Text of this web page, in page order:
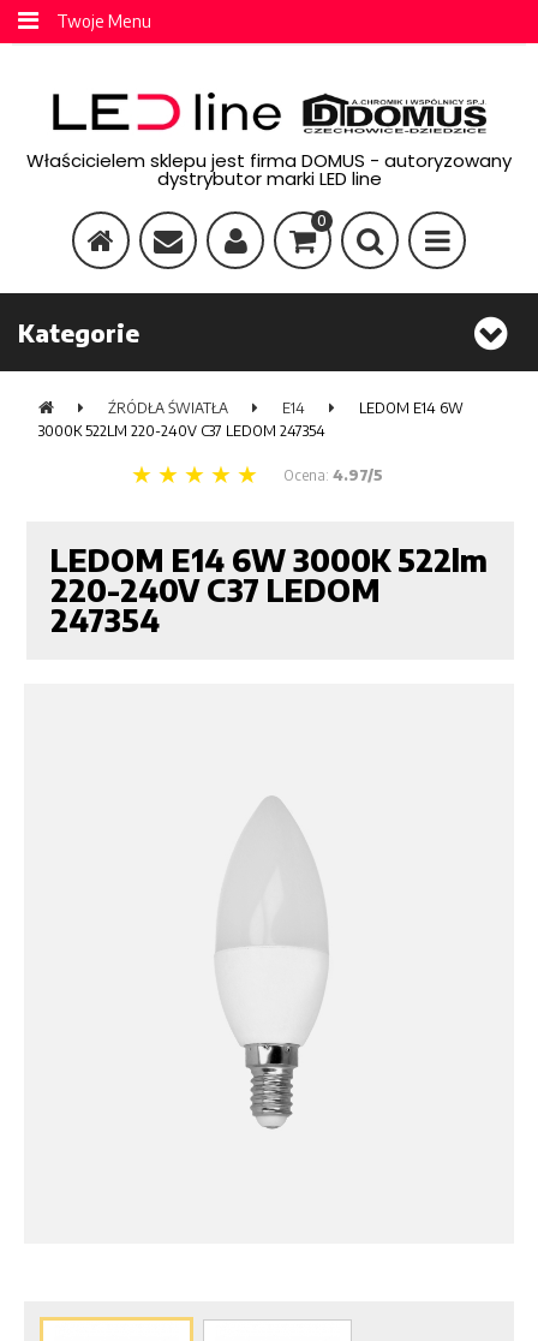
Twoje Menu
Właścicielem sklepu jest firma DOMUS - autoryzowany
dystrybutor marki LED line
0
Kategorie
ŹRÓDŁA ŚWIATŁA E14
LEDOM E14 6W
3000K 522LM 220-240V C37 LEDOM 247354
Ocena: 4.97/5
LEDOM E14 6W 3000K 522lm
220-240V C37 LEDOM
247354